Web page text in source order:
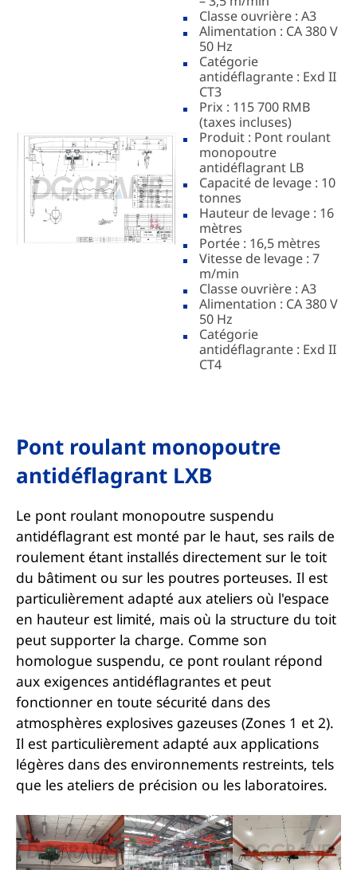
Classe ouvrière : A3
Alimentation : CA 380 V
50 Hz
Catégorie
antidéflagrante : Exd II
CT3
Prix : 115 700 RMB
(taxes incluses)
Produit : Pont roulant
monopoutre
antidéflagrant LB
Capacité de levage : 10
tonnes
Hauteur de levage : 16
mètres
Portée : 16,5 mètres
Vitesse de levage : 7
m/min
Classe ouvrière : A3
Alimentation : CA 380 V
50 Hz
Catégorie
antidéflagrante : Exd II
CT4
Pont roulant monopoutre
antidéflagrant LXB
Le pont roulant monopoutre suspendu
antidéflagrant est monté par le haut, ses rails de
roulement étant installés directement sur le toit
du bâtiment ou sur les poutres porteuses. Il est
particulièrement adapté aux ateliers où l'espace
en hauteur est limité, mais où la structure du toit
peut supporter la charge. Comme son
homologue suspendu, ce pont roulant répond
aux exigences antidéflagrantes et peut
fonctionner en toute sécurité dans des
atmosphères explosives gazeuses (Zones 1 et 2).
Il est particulièrement adapté aux applications
légères dans des environnements restreints, tels
que les ateliers de précision ou les laboratoires.